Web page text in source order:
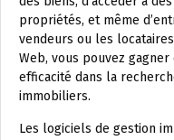
propriétés, et même
vendeurs ou les
Web, vous pouvez
efficacité dans la
immobiliers.
Les logiciels de gestion